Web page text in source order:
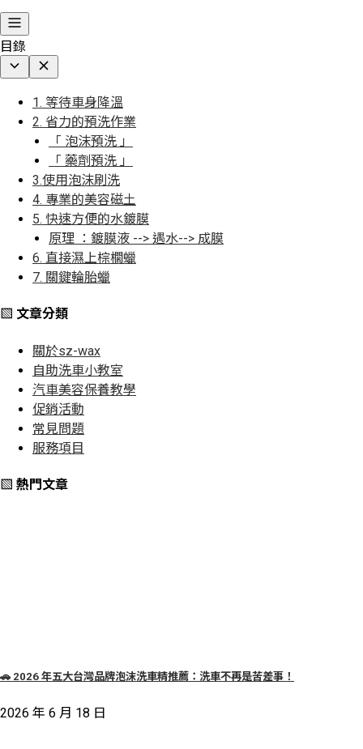
目錄
1. 等待車身降溫
2. 省力的預洗作業
「 泡沫預洗 」
「 藥劑預洗 」
3.使用泡沫刷洗
4. 專業的美容磁土
5. 快速方便的水鍍膜
原理 ：鍍膜液 --> 遇水--> 成膜
6. 直接濕上棕櫚蠟
7. 關鍵輪胎蠟
▧ 文章分類
關於sz-wax
自助洗車小教室
汽車美容保養教學
促銷活動
常見問題
服務項目
▧ 熱門文章
🚗 2026 年五大台灣品牌泡沫洗車精推薦：洗車不再是苦差事！
2026 年 6 月 18 日